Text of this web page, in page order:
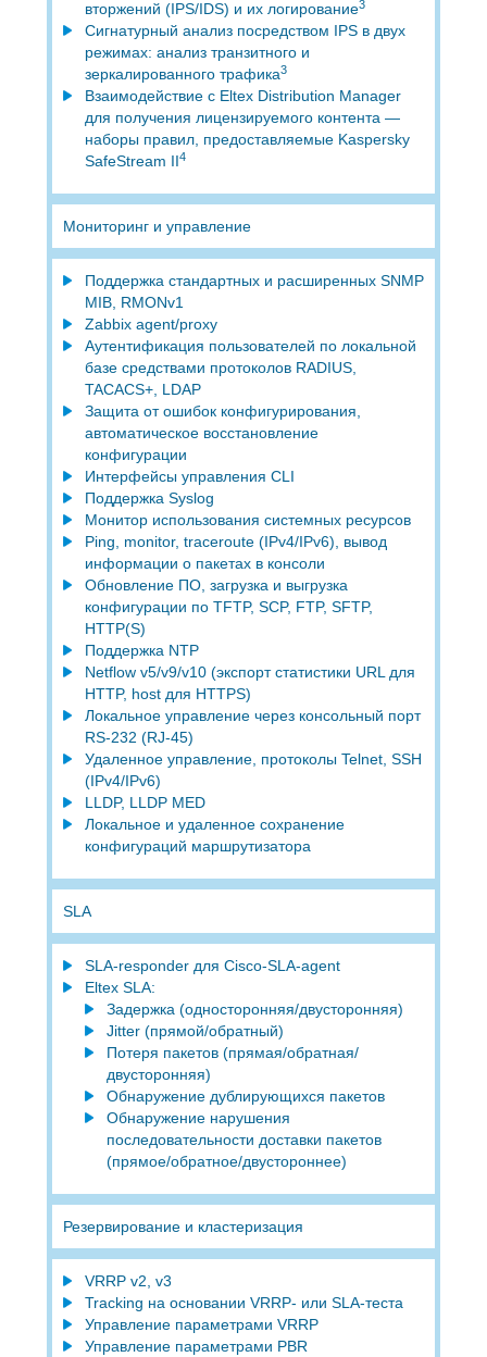
вторжений (IPS/IDS) и их логирование3
Сигнатурный анализ посредством IPS в двух
режимах: анализ транзитного и
зеркалированного трафика3
Взаимодействие с Eltex Distribution Manager
для получения лицензируемого контента —
наборы правил, предоставляемые Kaspersky
SafeStream II4
Мониторинг и управление
Поддержка стандартных и расширенных SNMP
MIB, RMONv1
Zabbix agent/proxy
Аутентификация пользователей по локальной
базе средствами протоколов RADIUS,
TACACS+, LDAP
Защита от ошибок конфигурирования,
автоматическое восстановление
конфигурации
Интерфейсы управления CLI
Поддержка Syslog
Монитор использования системных ресурсов
Ping, monitor, traceroute (IPv4/IPv6), вывод
информации о пакетах в консоли
Обновление ПО, загрузка и выгрузка
конфигурации по TFTP, SCP, FTP, SFTP,
HTTP(S)
Поддержка NTP
Netflow v5/v9/v10 (экспорт статистики URL для
HTTP, host для HTTPS)
Локальное управление через консольный порт
RS-232 (RJ-45)
Удаленное управление, протоколы Telnet, SSH
(IPv4/IPv6)
LLDP, LLDP MED
Локальное и удаленное сохранение
конфигураций маршрутизатора
SLA
SLA-responder для Cisco-SLA-agent
Eltex SLA:
Задержка (односторонняя/двусторонняя)
Jitter (прямой/обратный)
Потеря пакетов (прямая/обратная/
двусторонняя)
Обнаружение дублирующихся пакетов
Обнаружение нарушения
последовательности доставки пакетов
(прямое/обратноe/двустороннее)
Резервирование и кластеризация
VRRP v2, v3
Tracking на основании VRRP- или SLA-теста
Управление параметрами VRRP
Управление параметрами PBR